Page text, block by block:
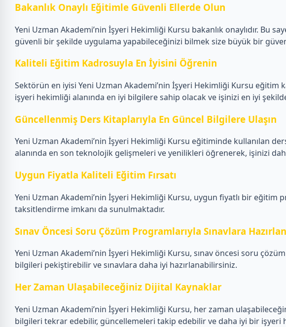
Bakanlık Onaylı Eğitimle Güvenli Ellerde Olun
Yeni Uzman Akademi’nin İşyeri Hekimliği Kursu bakanlık onaylıdır. Bu
güvenli bir şekilde uygulama yapabileceğinizi bilmek size büyük bir
Kaliteli Eğitim Kadrosuyla En İyisini Öğrenin
Sektörün en iyisi Yeni Uzman Akademi’nin İşyeri Hekimliği Kursu eğitim
işyeri hekimliği alanında en iyi bilgilere sahip olacak ve işinizi en iyi
Güncellenmiş Ders Kitaplarıyla En Güncel Bilgilere Ulaşın
Yeni Uzman Akademi’nin İşyeri Hekimliği Kursu eğitiminde kullanılan
alanında en son teknolojik gelişmeleri ve yenilikleri öğrenerek, işinizi
Uygun Fiyatla Kaliteli Eğitim Fırsatı
Yeni Uzman Akademi’nin İşyeri Hekimliği Kursu, uygun fiyatlı bir eğitim
taksitlendirme imkanı da sunulmaktadır.
Sınav Öncesi Soru Çözüm Programlarıyla Sınavlara
Yeni Uzman Akademi’nin İşyeri Hekimliği Kursu, sınav öncesi soru
bilgileri pekiştirebilir ve sınavlara daha iyi hazırlanabilirsiniz.
Her Zaman Ulaşabileceğiniz Dijital Kaynaklar
Yeni Uzman Akademi’nin İşyeri Hekimliği Kursu, her zaman
bilgileri tekrar edebilir, güncellemeleri takip edebilir ve daha iyi bir